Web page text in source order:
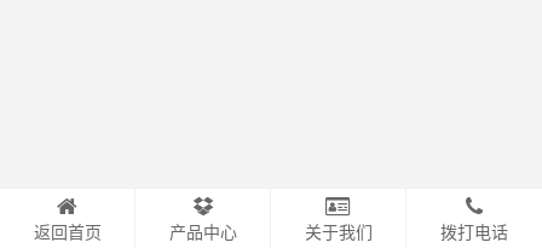
返回首页 产品中心 关于我们 拨打电话